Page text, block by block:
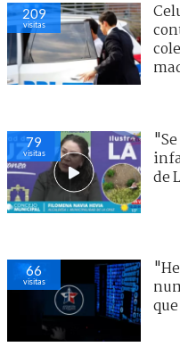
209
visitas
79
visitas
de
66
visitas